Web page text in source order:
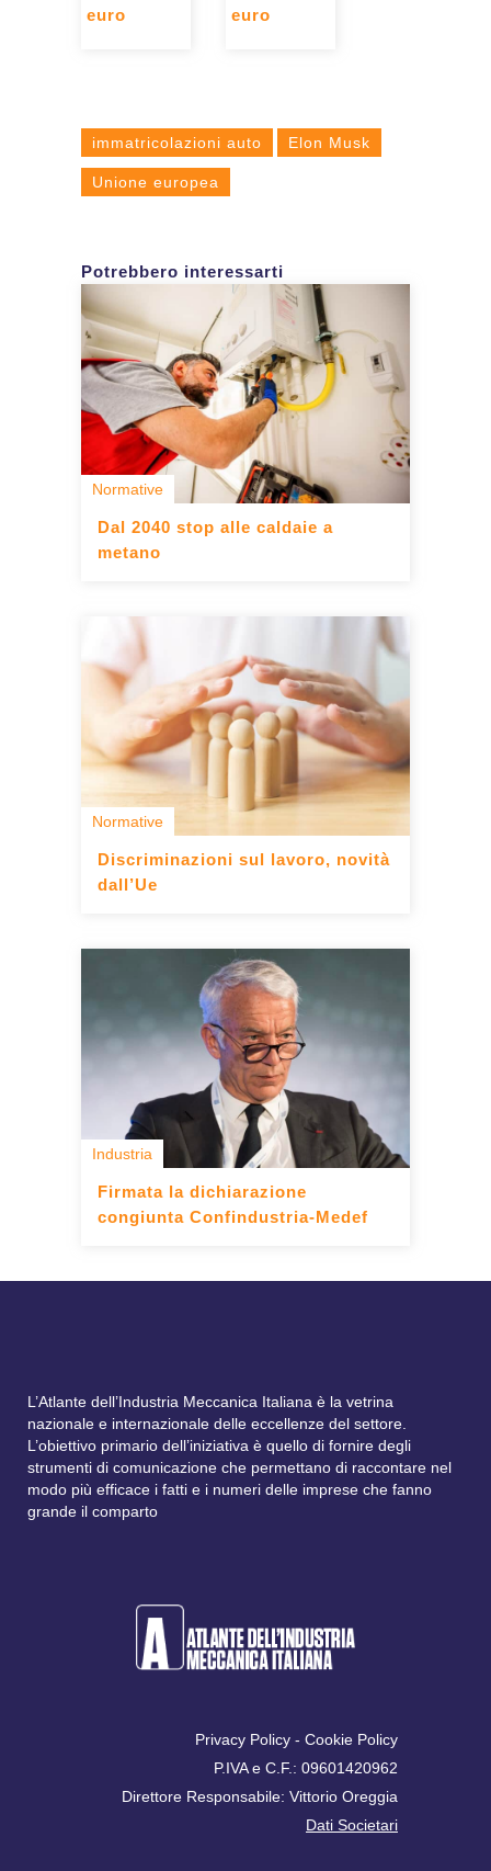
euro
euro
immatricolazioni auto Elon Musk
Unione europea
Potrebbero interessarti
Normative
Dal 2040 stop alle caldaie a
metano
Normative
Discriminazioni sul lavoro, novità
dall’Ue
Industria
Firmata la dichiarazione
congiunta Confindustria-Medef
L’Atlante dell’Industria Meccanica Italiana è la vetrina
nazionale e internazionale delle eccellenze del settore.
L’obiettivo primario dell’iniziativa è quello di fornire degli
strumenti di comunicazione che permettano di raccontare nel
modo più efficace i fatti e i numeri delle imprese che fanno
grande il comparto
Privacy Policy - Cookie Policy
P.IVA e C.F.: 09601420962
Direttore Responsabile: Vittorio Oreggia
Dati Societari